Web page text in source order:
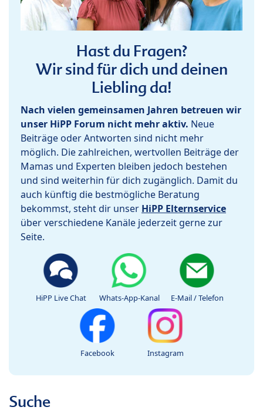
Hast du Fragen?
Wir sind für dich und deinen
Liebling da!
Nach vielen gemeinsamen Jahren betreuen wir
unser HiPP Forum nicht mehr aktiv. Neue
Beiträge oder Antworten sind nicht mehr
möglich. Die zahlreichen, wertvollen Beiträge der
Mamas und Experten bleiben jedoch bestehen
und sind weiterhin für dich zugänglich. Damit du
auch künftig die bestmögliche Beratung
bekommst, steht dir unser HiPP Elternservice
über verschiedene Kanäle jederzeit gerne zur
Seite.
HiPP Live Chat Whats-App-Kanal E-Mail / Telefon
Facebook Instagram
Suche